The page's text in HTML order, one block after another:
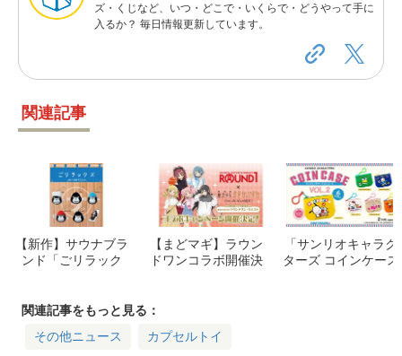
ズ・くじなど、いつ・どこで・いくらで・どうやって手に
入るか？ 毎日情報更新しています。
関連記事
【新作】サウナブラ
ンド「ごリラック
場！
【まどマギ】ラウン
ドワンコラボ開催決
「サンリオキャラク
ターズ コインケース
関連記事をもっと見る：
その他ニュース
カプセルトイ